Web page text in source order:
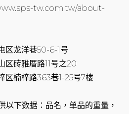
tw.com.tw/about-
区龙洋巷50-6-1号
区砖雅厝路11号之20
区楠梓路363巷1-25号7楼
以下数据：品名，单品的重量，